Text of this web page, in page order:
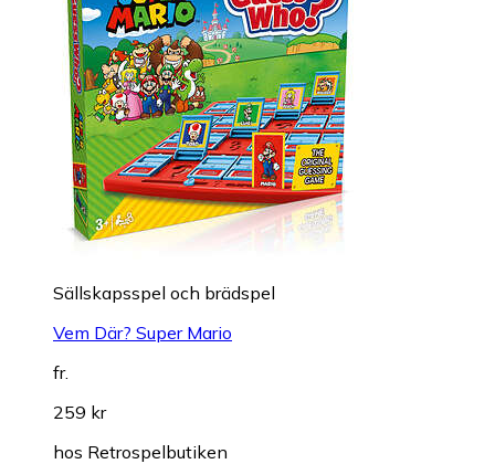
Sällskapsspel och brädspel
Vem Där? Super Mario
fr.
259 kr
hos Retrospelbutiken